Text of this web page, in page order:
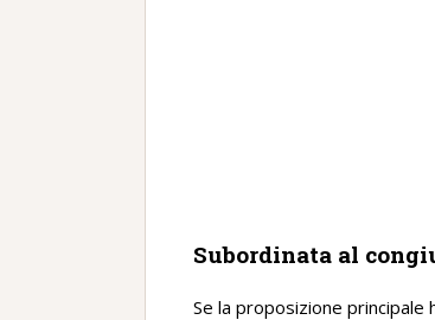
Subordinata al
Se la proposizione principale